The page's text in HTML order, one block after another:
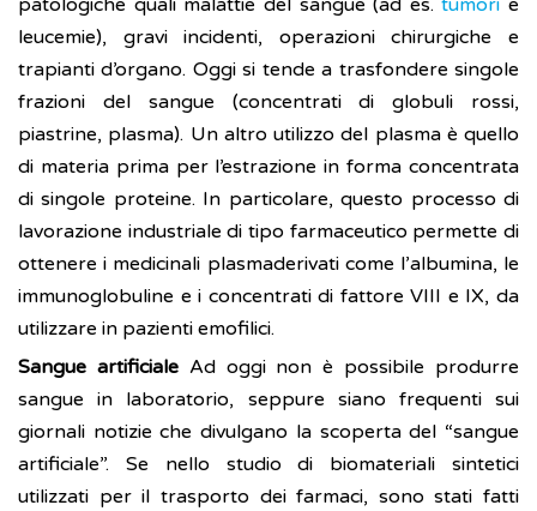
patologiche quali malattie del sangue (ad es.tumori e
leucemie), gravi incidenti, operazioni chirurgiche e
trapianti d’organo. Oggi si tende a trasfondere singole
frazioni del sangue (concentrati di globuli rossi,
piastrine, plasma). Un altro utilizzo del plasma è quello
di materia prima per l’estrazione in forma concentrata
di singole proteine. In particolare, questo processo di
lavorazione industriale di tipo farmaceutico permette di
ottenere i medicinali plasmaderivati come l’albumina, le
immunoglobuline e i concentrati di fattore VIII e IX, da
utilizzare in pazienti emofilici.
Sangue artificialeAd oggi non è possibile produrre
sangue in laboratorio, seppure siano frequenti sui
giornali notizie che divulgano la scoperta del “sangue
artificiale”. Se nello studio di biomateriali sintetici
utilizzati per il trasporto dei farmaci, sono stati fatti